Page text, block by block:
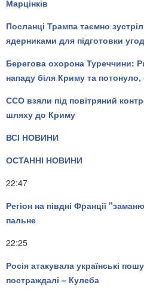
Марцінків
Посланці Трампа таємно
ядерниками для підготовки
Берегова охорона Туреччини:
нападу біля Криму та потонуло,
ССО взяли під повітряний
шляху до Криму
ВСІ НОВИНИ
ОСТАННІ НОВИНИ
22:47
Регіон на півдні Франції
пальне
22:25
Росія атакувала українські
постраждалі – Кулеба